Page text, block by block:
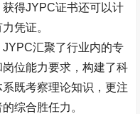
得JYPC证书还可以计
凭证。
汇聚了行业内的专
位能力要求，构建了科
既考察理论知识，更注
综合胜任力。